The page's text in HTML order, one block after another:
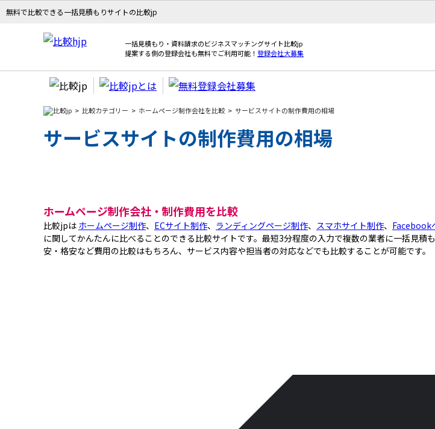
無料で比較できる一括見積もりサイトの比較jp
一括見積もり・資料請求のビジネスマッチングサイト比較jp
提案する側の登録会社も無料でご利用可能！ 登録会社大募集
比較カテゴリー ホームページ制作会社を比較 サービスサイトの制作費用の相場
サービスサイトの制作費用の相場
ホームページ制作会社・制作費用を比較
比較jpは ホームページ制作、 ECサイト制作、 ランディングページ制作、 スマホサイト制作、 Facebook
に関してかんたんに比べることのできる比較サイトです。最短3分程度の入力で複数の業者に一括見積
安・格安など費用の比較はもちろん、サービス内容や担当者の対応などでも比較することが可能です。